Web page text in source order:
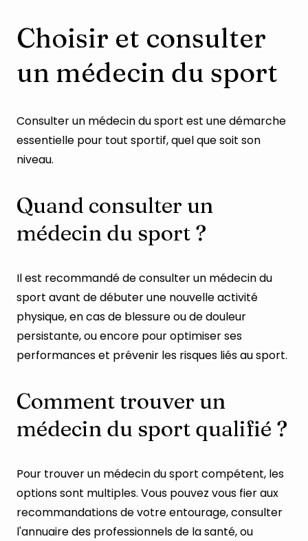
Choisir et consulter
un médecin du sport
Consulter un médecin du sport est une démarche
essentielle pour tout sportif, quel que soit son
niveau.
Quand consulter un
médecin du sport ?
Il est recommandé de consulter un médecin du
sport avant de débuter une nouvelle activité
physique, en cas de blessure ou de douleur
persistante, ou encore pour optimiser ses
performances et prévenir les risques liés au sport.
Comment trouver un
médecin du sport qualifié ?
Pour trouver un médecin du sport compétent, les
options sont multiples. Vous pouvez vous fier aux
recommandations de votre entourage, consulter
l'annuaire des professionnels de la santé, ou